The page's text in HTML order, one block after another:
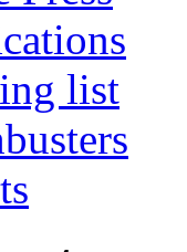
list